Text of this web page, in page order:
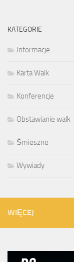
KATEGORIE
Informacje
Karta Walk
Konferencje
Obstawianie walk
Śmieszne
Wywiady
WIĘCEJ